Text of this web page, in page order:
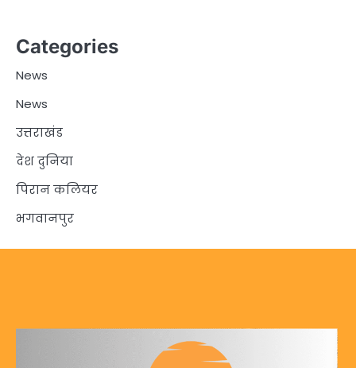
Categories
News
News
उत्तराखंड
देश दुनिया
पिरान कलियर
भगवानपुर